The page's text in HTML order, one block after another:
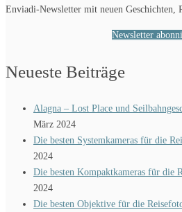
Enviadi-Newsletter mit neuen Geschichten,
Newsletter
Neueste Beiträge
Alagna – Lost Place und
März 2024
Die besten Systemkameras für die
2024
Die besten Kompaktkameras für die
2024
Die besten Objektive für die